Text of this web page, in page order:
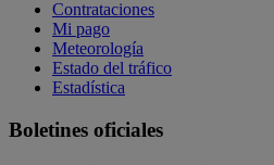
Contrataciones
Mi pago
Meteorología
Estado del tráfico
Estadística
Boletines oficiales